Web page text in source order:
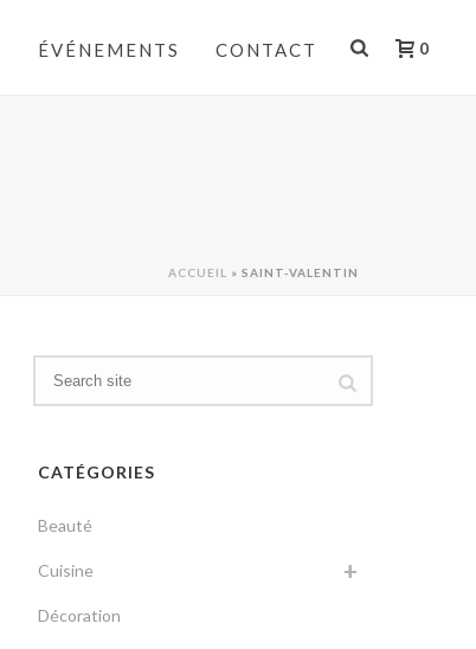
ÉVÉNEMENTS CONTACT 0
ACCUEIL » SAINT-VALENTIN
CATÉGORIES
Beauté
Cuisine
Décoration